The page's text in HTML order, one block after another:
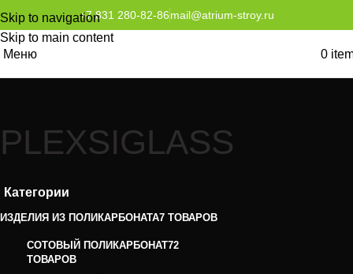
Skip to navigation
Skip to main content
+7 831 280-82-86mail@atrium-stroy.ru
Меню 0
PLEXSIGLASS
Категории
ИЗДЕЛИЯ ИЗ ПОЛИКАРБОНАТА7 ТОВАРОВ
СОТОВЫЙ ПОЛИКАРБОНАТ72
ТОВАРОВ